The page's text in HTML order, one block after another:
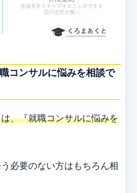
コンサルに悩みを相談で
、『就職コンサルに悩みを
必要のない方はもちろん相